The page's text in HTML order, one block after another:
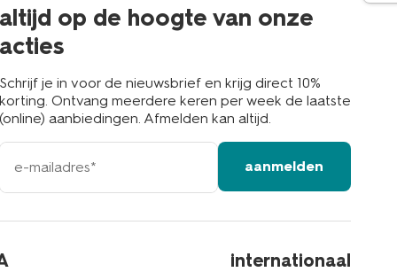
altijd op de hoogte van onze
acties
Schrijf je in voor de nieuwsbrief en krijg direct 10%
korting. Ontvang meerdere keren per week de laatste
(online) aanbiedingen. Afmelden kan altijd.
e-
mailadres
aanmelden
internationaal